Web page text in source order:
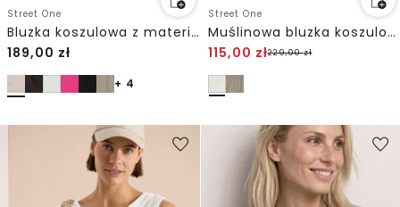
Street One
Bluzka koszulowa z materiału muślinowego
189,00 zł
+ 4
Street One
Muślinowa bluzka koszulowa
115,00 zł229,00zł